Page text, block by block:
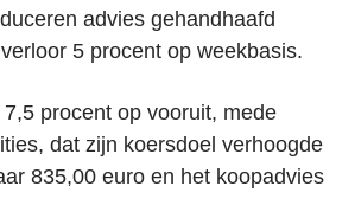
advies gehandhaafd
5 procent op weekbasis.
procent op vooruit, mede
dat zijn koersdoel verhoogde
835,00 euro en het koopadvies